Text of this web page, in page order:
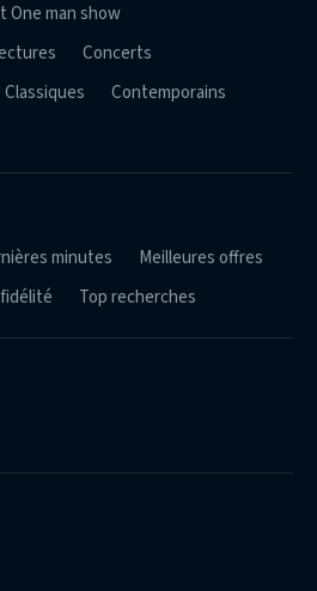
One man show
Concerts
Classiques
Contemporains
minutes
Meilleures offres
Top recherches